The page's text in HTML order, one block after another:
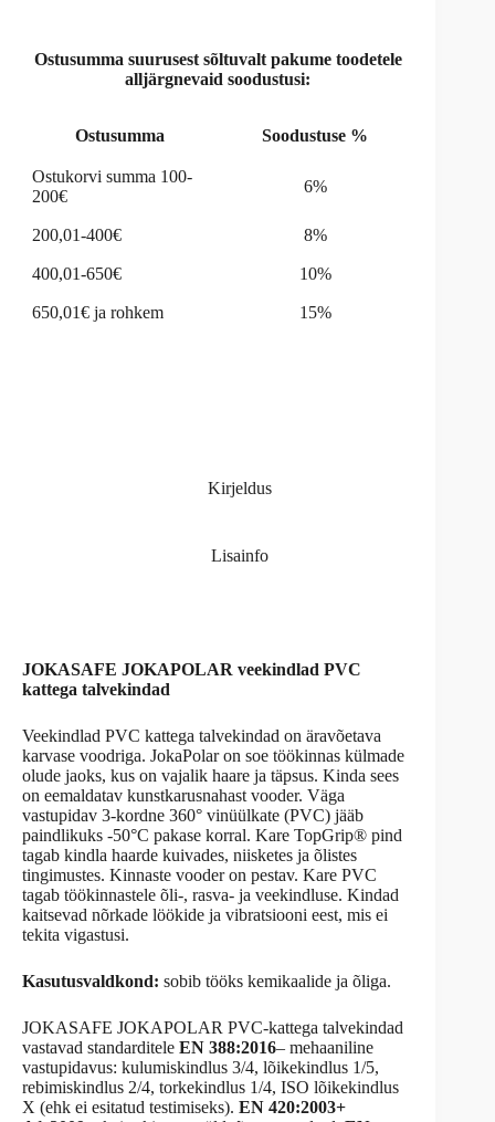
Ostusumma suurusest sõltuvalt pakume toodetele
alljärgnevaid soodustusi:
Ostusumma Soodustuse %
Ostukorvi summa 100-
200€
6%
200,01-400€ 8%
400,01-650€ 10%
650,01€ ja rohkem 15%
Kirjeldus
Lisainfo
JOKASAFE JOKAPOLAR veekindlad PVC
kattega talvekindad
Veekindlad PVC kattega talvekindad on äravõetava
karvase voodriga. JokaPolar on soe töökinnas külmade
olude jaoks, kus on vajalik haare ja täpsus. Kinda sees
on eemaldatav kunstkarusnahast vooder. Väga
vastupidav 3-kordne 360° vinüülkate (PVC) jääb
paindlikuks -50°C pakase korral. Kare TopGrip® pind
tagab kindla haarde kuivades, niisketes ja õlistes
tingimustes. Kinnaste vooder on pestav. Kare PVC
tagab töökinnastele õli-, rasva- ja veekindluse. Kindad
kaitsevad nõrkade löökide ja vibratsiooni eest, mis ei
tekita vigastusi.
Kasutusvaldkond: sobib tööks kemikaalide ja õliga.
JOKASAFE JOKAPOLAR PVC-kattega talvekindad
vastavad standarditele EN 388:2016– mehaaniline
vastupidavus: kulumiskindlus 3/4, lõikekindlus 1/5,
rebimiskindlus 2/4, torkekindlus 1/4, ISO lõikekindlus
X (ehk ei esitatud testimiseks). EN 420:2003+